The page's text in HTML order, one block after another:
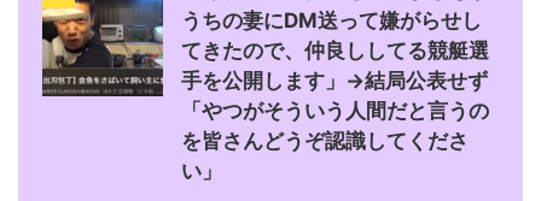
うちの妻にDM送って嫌がらせし
てきたので、仲良ししてる競艇選
手を公開します」→結局公表せず
「やつがそういう人間だと言うの
を皆さんどうぞ認識してくださ
い」